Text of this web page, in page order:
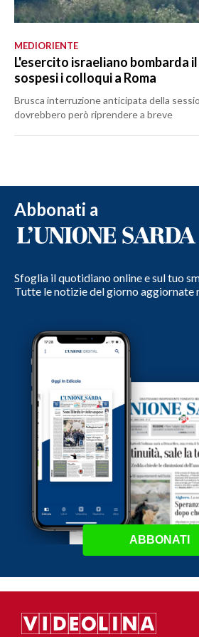
MEDIORIENTE
L'esercito israeliano bombarda
sospesi i colloqui a Roma
Brusca interruzione anticipata della
dovrebbero però riprendere a breve
Abbonati a
Sfoglia il quotidiano online e sul tuo
Tutte le notizie del giorno aggiornate
ABBONATI